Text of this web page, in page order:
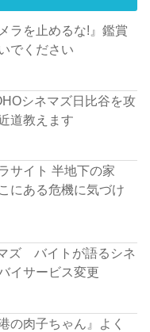
ラを止めるな!』鑑賞
でください
シネマズ日比谷を攻
道教えます
サイト 半地下の家
にある危機に気づけ
ズ バイトが語るシネ
イサービス変更
の肉子ちゃん』よく